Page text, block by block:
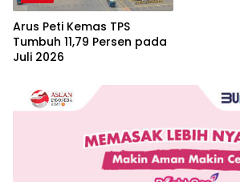
Arus Peti Kemas TPS
Tumbuh 11,79 Persen pada
Juli 2026